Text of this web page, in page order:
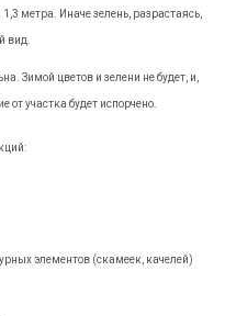
метра. Иначе зелень, разрастаясь,
вид.
Зимой цветов и зелени не будет, и,
от участка будет испорчено.
элементов (скамеек, качелей)